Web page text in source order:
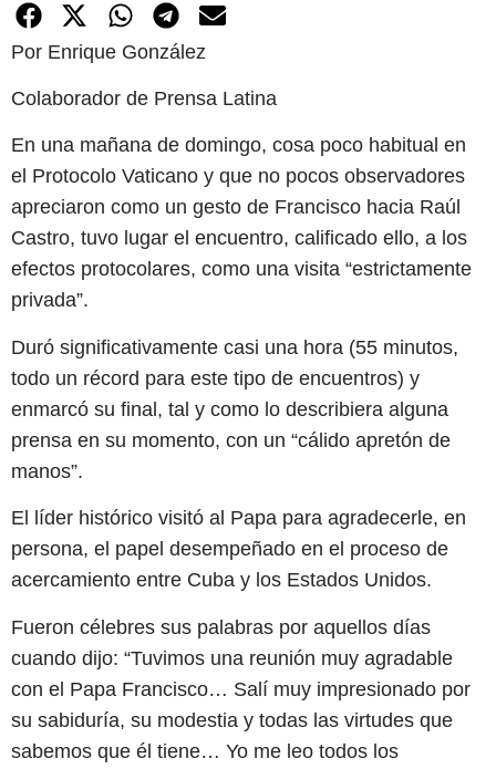
Por Enrique González
Colaborador de Prensa Latina
En una mañana de domingo, cosa poco habitual en
el Protocolo Vaticano y que no pocos observadores
apreciaron como un gesto de Francisco hacia Raúl
Castro, tuvo lugar el encuentro, calificado ello, a los
efectos protocolares, como una visita “estrictamente
privada”.
Duró significativamente casi una hora (55 minutos,
todo un récord para este tipo de encuentros) y
enmarcó su final, tal y como lo describiera alguna
prensa en su momento, con un “cálido apretón de
manos”.
El líder histórico visitó al Papa para agradecerle, en
persona, el papel desempeñado en el proceso de
acercamiento entre Cuba y los Estados Unidos.
Fueron célebres sus palabras por aquellos días
cuando dijo: “Tuvimos una reunión muy agradable
con el Papa Francisco… Salí muy impresionado por
su sabiduría, su modestia y todas las virtudes que
sabemos que él tiene… Yo me leo todos los